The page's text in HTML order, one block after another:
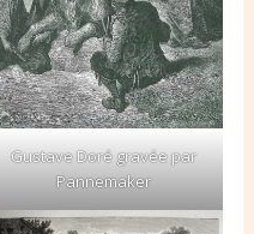
Gustave Doré gravée par
Pannemaker